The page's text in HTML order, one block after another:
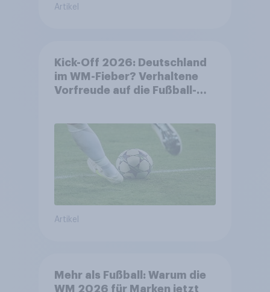
Artikel
Kick-Off 2026: Deutschland
im WM-Fieber? Verhaltene
Vorfreude auf die Fußball-
Artikel
Mehr als Fußball: Warum die
WM 2026 für Marken jetzt